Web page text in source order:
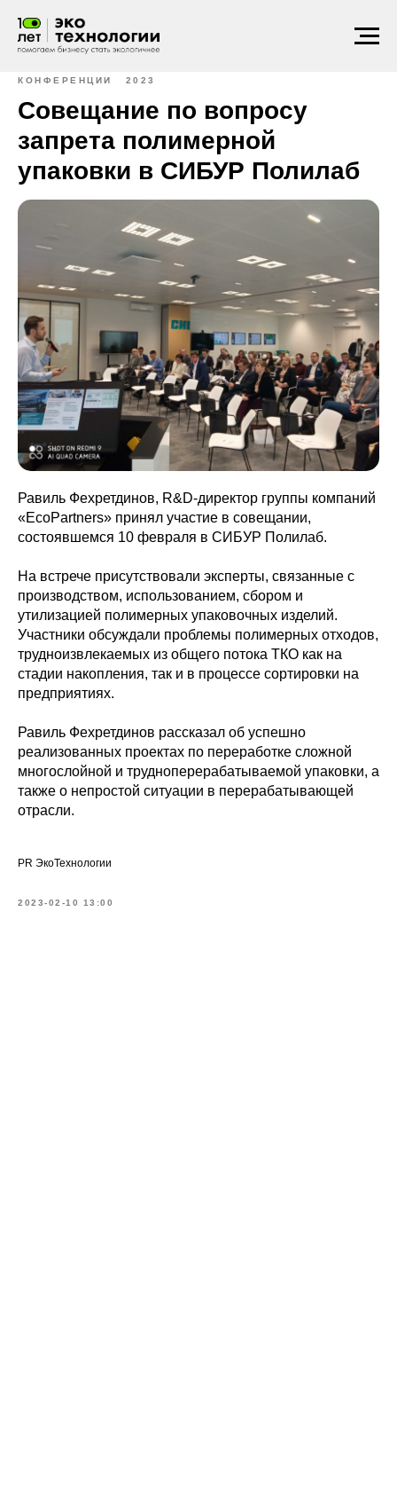
КОНФЕРЕНЦИИ 2023
Совещание по вопросу
запрета полимерной
упаковки в СИБУР Полилаб
Равиль Фехретдинов, R&D-директор группы компаний
«EcoPartners» принял участие в совещании,
состоявшемся 10 февраля в СИБУР Полилаб.
На встрече присутствовали эксперты, связанные с
производством, использованием, сбором и
утилизацией полимерных упаковочных изделий.
Участники обсуждали проблемы полимерных отходов,
трудноизвлекаемых из общего потока ТКО как на
стадии накопления, так и в процессе сортировки на
предприятиях.
Равиль Фехретдинов рассказал об успешно
реализованных проектах по переработке сложной
многослойной и трудноперерабатываемой упаковки, а
также о непростой ситуации в перерабатывающей
отрасли.
PR ЭкоТехнологии
2023-02-10 13:00